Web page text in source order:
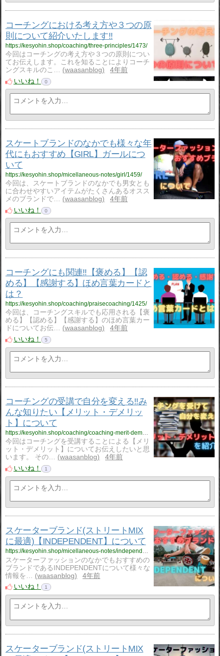
コーチングにおける考え方や３つの原
則について紹介いたします‼
https://kesyohin.shop/coaching/three-principles/1473/
今回はコーチングの考え方や３つの原則につい
てお伝えします。これを知ることによりコーチ
ングスキルのこ…
waasanblog
4年前
いいね！
0
スケートブランドのなかでも様々な年
代にもおすすめ【GIRL】ガールにつ
いて
https://kesyohin.shop/micellaneous-notes/girl/1459/
今回は、スケートブランドのなかでも男女とも
に合わせやすいアイテムがたくさんあるオスス
メのブランドで…
waasanblog
4年前
いいね！
0
コーチングにも関連‼【褒める】【認
める】【感謝する】ほめ言葉カードと
は？
https://kesyohin.shop/coaching/praisecoaching/1425/
今回は、コーチングスキルでも応用される【褒
める】【認める】【感謝する】のほめ言葉カー
ドについてお伝…
waasanblog
4年前
いいね！
5
コーチングの受講で自分を変える‼み
んな知りたい【メリット・デメリッ
ト】について
https://kesyohin.shop/coaching/coaching-merit-demerit/1374/
今回はコーチングを受講することによる【メリ
ット・デメリット】についてお伝えしたいと思
います。 その…
waasanblog
4年前
いいね！
1
スケーターブランド(ストリートMIX
に最適)【INDEPENDENT】について
https://kesyohin.shop/micellaneous-notes/independent/1335/
スケーターファッションのなかでもおすすめの
ブランドであるINDEPENDENTについて様々な
情報を…
waasanblog
4年前
いいね！
1
スケーターブランド(ストリートMIX